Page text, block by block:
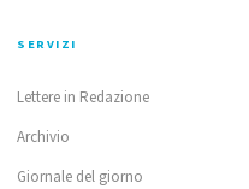
SERVIZI
Lettere in Redazione
Archivio
Giornale del giorno